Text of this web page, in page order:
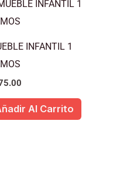
INFANTIL 1
Al Carrito